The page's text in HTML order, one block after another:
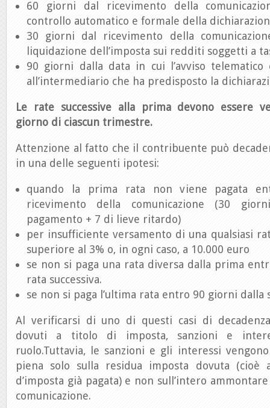
60 giorni dal ricevimento della
controllo automatico e formale della
30 giorni dal ricevimento della
liquidazione dell’imposta sui redditi soggetti a
90 giorni dalla data in cui l’avviso
all’intermediario che ha predisposto la
Le rate successive alla prima devono essere
giorno di ciascun trimestre.
Attenzione al fatto che il contribuente può
in una delle seguenti ipotesi:
quando la prima rata non viene pagata
ricevimento della comunicazione (30
pagamento + 7 di lieve ritardo)
per insufficiente versamento di una qualsiasi
superiore al 3% o, in ogni caso, a 10.000 euro
se non si paga una rata diversa dalla prima
rata successiva.
se non si paga l’ultima rata entro 90 giorni dalla
Al verificarsi di uno di questi casi di
dovuti a titolo di imposta, sanzioni e
ruolo.Tuttavia, le sanzioni e gli interessi
piena solo sulla residua imposta dovuta
d’imposta già pagata) e non sull’intero
comunicazione.